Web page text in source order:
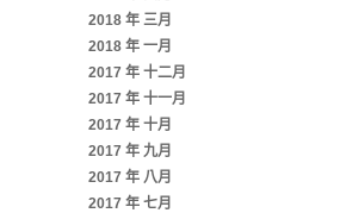
2018 年 三月
2018 年 一月
2017 年 十二月
2017 年 十一月
2017 年 十月
2017 年 九月
2017 年 八月
2017 年 七月